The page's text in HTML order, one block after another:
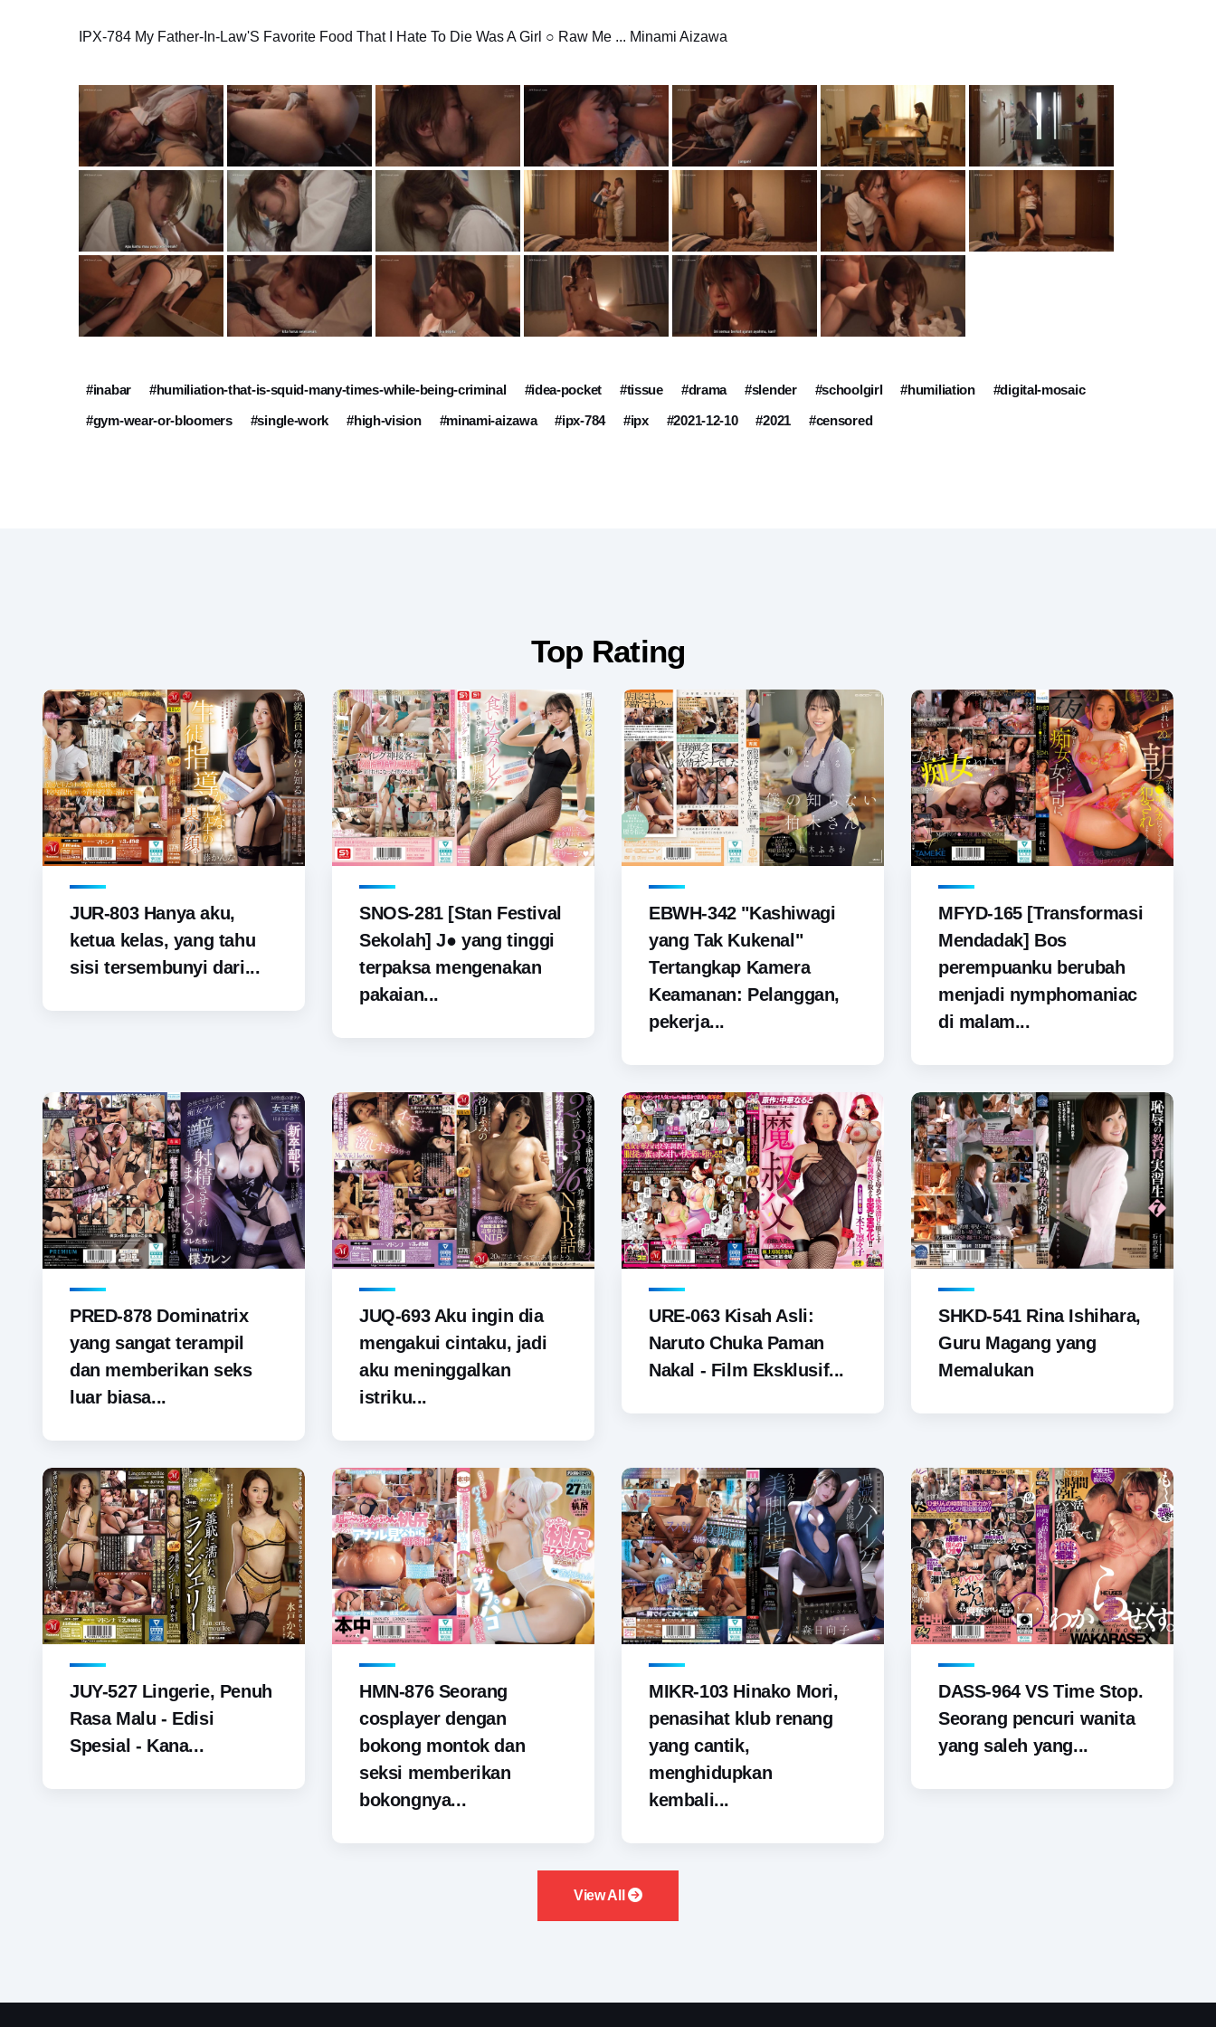
IPX-784 My Father-In-Law'S Favorite Food That I Hate To Die Was A Girl ○ Raw Me ... Minami Aizawa
#inabar #humiliation-that-is-squid-many-times-while-being-criminal #idea-pocket #tissue #drama #slender #schoolgirl #humiliation
#digital-mosaic
#gym-wear-or-bloomers
#single-work #high-vision #minami-aizawa #ipx-784 #ipx #2021-12-10 #2021 #censored
Top Rating
JUR-803 Hanya aku,
ketua kelas, yang tahu
sisi tersembunyi dari...
SNOS-281 [Stan Festival
Sekolah] J● yang tinggi
terpaksa mengenakan
pakaian...
EBWH-342 "Kashiwagi
yang Tak Kukenal"
Tertangkap Kamera
Keamanan: Pelanggan,
pekerja...
MFYD-165 [Transformasi
Mendadak] Bos
perempuanku berubah
menjadi nymphomaniac
di malam...
PRED-878 Dominatrix
yang sangat terampil
dan memberikan seks
luar biasa...
JUQ-693 Aku ingin dia
mengakui cintaku, jadi
aku meninggalkan
istriku...
URE-063 Kisah Asli:
Naruto Chuka Paman
Nakal - Film Eksklusif...
SHKD-541 Rina Ishihara,
Guru Magang yang
Memalukan
JUY-527 Lingerie, Penuh
Rasa Malu - Edisi
Spesial - Kana...
HMN-876 Seorang
cosplayer dengan
bokong montok dan
seksi memberikan
bokongnya...
MIKR-103 Hinako Mori,
penasihat klub renang
yang cantik,
menghidupkan
kembali...
DASS-964 VS Time Stop.
Seorang pencuri wanita
yang saleh yang...
View All